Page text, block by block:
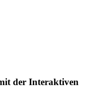
der Interaktiven